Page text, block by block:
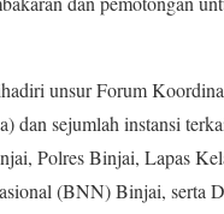
unsur Forum
dan sejumlah instansi
Polres Binjai, Lapas
(BNN) Binjai, serta